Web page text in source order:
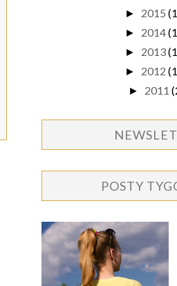
► 2015
► 2014
► 2013
► 2012
► 2011
POSTY